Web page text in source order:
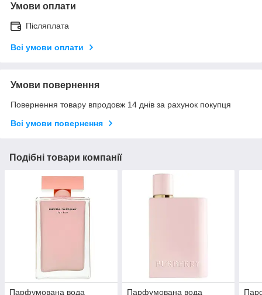
Умови оплати
Післяплата
Всі умови оплати
Умови повернення
Повернення товару впродовж 14 днів за рахунок покупця
Всі умови повернення
Подібні товари компанії
Парфумована вода
Парфумована вода